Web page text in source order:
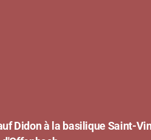
Didon à la basilique Saint-